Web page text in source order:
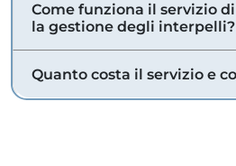
Come funziona il servizio
la gestione degli interpelli?
Quanto costa il servizio e